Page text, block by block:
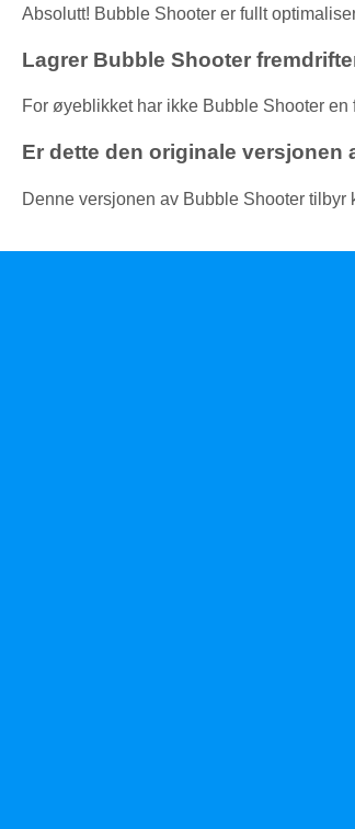
Absolutt! Bubble Shooter er fullt
Lagrer Bubble Shooter
For øyeblikket har ikke Bubble Shooter
Er dette den originale versjonen
Denne versjonen av Bubble Shooter